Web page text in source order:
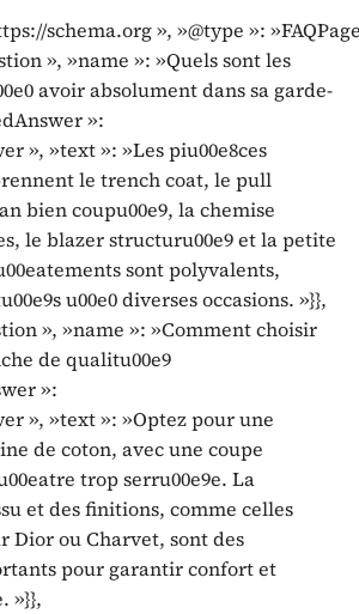
schema.org », »@type »:
», »name »: »Quels sont les
avoir absolument dans sa garde-
»:
», »text »: »Les piu00e8ces
le trench coat, le pull
bien coupu00e9, la chemise
le blazer structuru00e9 et la petite
sont polyvalents,
u00e0 diverses occasions. »}},
», »name »: »Comment choisir
de qualitu00e9
»:
», »text »: »Optez pour une
de coton, avec une coupe
trop serru00e9e. La
et des finitions, comme celles
Dior ou Charvet, sont des
pour garantir confort et
»}},